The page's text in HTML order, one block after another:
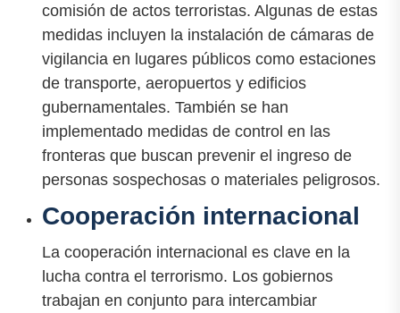
comisión de actos terroristas. Algunas de estas
medidas incluyen la instalación de cámaras de
vigilancia en lugares públicos como estaciones
de transporte, aeropuertos y edificios
gubernamentales. También se han
implementado medidas de control en las
fronteras que buscan prevenir el ingreso de
personas sospechosas o materiales peligrosos.
Cooperación internacional
La cooperación internacional es clave en la
lucha contra el terrorismo. Los gobiernos
trabajan en conjunto para intercambiar